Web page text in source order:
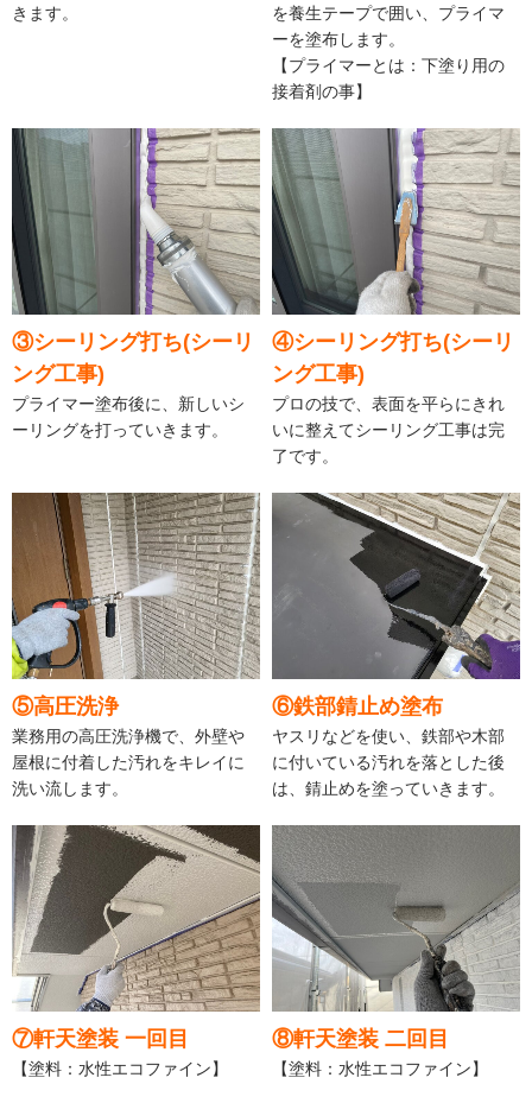
きます。
を養生テープで囲い、プライマ
ーを塗布します。
【プライマーとは：下塗り用の
接着剤の事】
③シーリング打ち(シーリ
ング工事)
プライマー塗布後に、新しいシ
ーリングを打っていきます。
④シーリング打ち(シーリ
ング工事)
プロの技で、表面を平らにきれ
いに整えてシーリング工事は完
了です。
⑤高圧洗浄
業務用の高圧洗浄機で、外壁や
屋根に付着した汚れをキレイに
洗い流します。
⑥鉄部錆止め塗布
ヤスリなどを使い、鉄部や木部
に付いている汚れを落とした後
は、錆止めを塗っていきます。
⑦軒天塗装 一回目
【塗料：水性エコファイン】
⑧軒天塗装 二回目
【塗料：水性エコファイン】